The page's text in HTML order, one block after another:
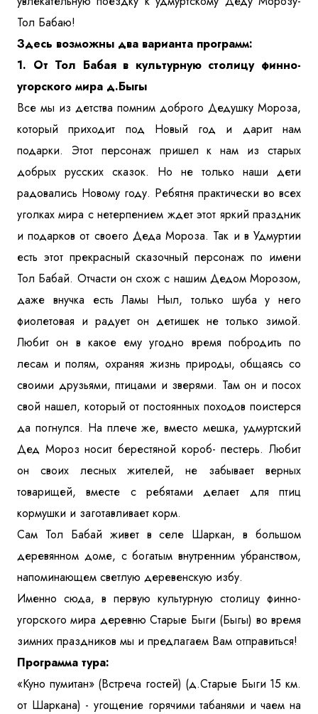
Тол Бабаю!
Здесь возможны два варианта программ:
1. От Тол Бабая в культурную столицу финно-
угорского мира д.Быгы
Все мы из детства помним доброго Дедушку Мороза,
который приходит под Новый год и дарит нам
подарки. Этот персонаж пришел к нам из старых
добрых русских сказок. Но не только наши дети
радовались Новому году. Ребятня практически во всех
уголках мира с нетерпением ждет этот яркий праздник
и подарков от своего Деда Мороза. Так и в Удмуртии
есть этот прекрасный сказочный персонаж по имени
Тол Бабай. Отчасти он схож с нашим Дедом Морозом,
даже внучка есть Ламы Ныл, только шуба у него
фиолетовая и радует он детишек не только зимой.
Любит он в какое ему угодно время побродить по
лесам и полям, охраняя жизнь природы, общаясь со
своими друзьями, птицами и зверями. Там он и посох
свой нашел, который от постоянных походов поистерся
да погнулся. На плече же, вместо мешка, удмуртский
Дед Мороз носит берестяной короб- пестерь. Любит
он своих лесных жителей, не забывает верных
товарищей, вместе с ребятами делает для птиц
кормушки и заготавливает корм.
Сам Тол Бабай живет в селе Шаркан, в большом
деревянном доме, с богатым внутренним убранством,
напоминающем светлую деревенскую избу.
Именно сюда, в первую культурную столицу финно-
угорского мира деревню Старые Быги (Быгы) во время
зимних праздников мы и предлагаем Вам отправиться!
Программа тура:
«Куно пумитан» (Встреча гостей) (д.Старые Быги 15 км.
от Шаркана) - угощение горячими табанями и чаем на
Куда бы Вы хотели отправиться?
Я даю согласие наобработку персональных данныхи
ознакомлен
обработки персональных данных
Отправить